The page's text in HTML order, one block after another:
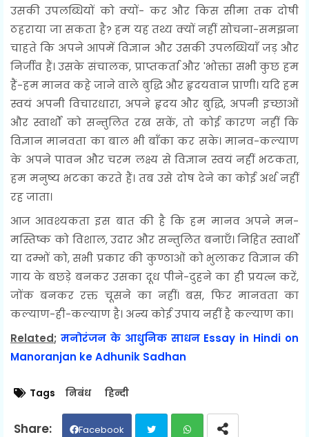
उसकी उपलब्धियों को क्यों- कर और किस सीमा तक दोषी
ठहराया जा सकता है? हम यह तथ्य क्यों नहीं सोचना-समझना
चाहते कि अपने आपमें विज्ञान और उसकी उपलब्धियाँ जड़ और
निर्जीव हैं। उसके संचालक, प्राप्तकर्ता और 'भोक्ता सभी कुछ हम
हैं-हम मानव कहे जाने वाले बुद्धि और हृदयवान प्राणी। यदि हम
स्वयं अपनी विचारधारा, अपने हृदय और बुद्धि, अपनी इच्छाओं
और स्वार्थों को सन्तुलित रख सकें, तो कोई कारण नहीं कि
विज्ञान मानवता का बाल भी बाँका कर सके। मानव-कल्याण
के अपने पावन और चरम लक्ष्य से विज्ञान स्वयं नहीं भटकता,
हम मनुष्य भटका करते हैं। तब उसे दोष देने का कोई अर्थ नहीं
रह जाता।
आज आवश्यकता इस बात की है कि हम मानव अपने मन-
मस्तिष्क को विशाल, उदार और सन्तुलित बनाएँ। निहित स्वार्थों
या दम्भों को, सभी प्रकार की कुण्ठाओं को भुलाकर विज्ञान की
गाय के बछड़े बनकर उसका दूध पीने-दुहने का ही प्रयत्न करें,
जोंक बनकर रक्त चूसने का नहीं। बस, फिर मानवता का
कल्याण-ही-कल्याण है। अन्य कोई उपाय नहीं है कल्याण का।
Related; मनोरंजन के आधुनिक साधन Essay in Hindi on
Manoranjan ke Adhunik Sadhan
Tags निबंध हिन्दी
Facebook